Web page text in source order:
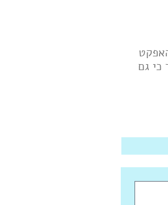
כי גם